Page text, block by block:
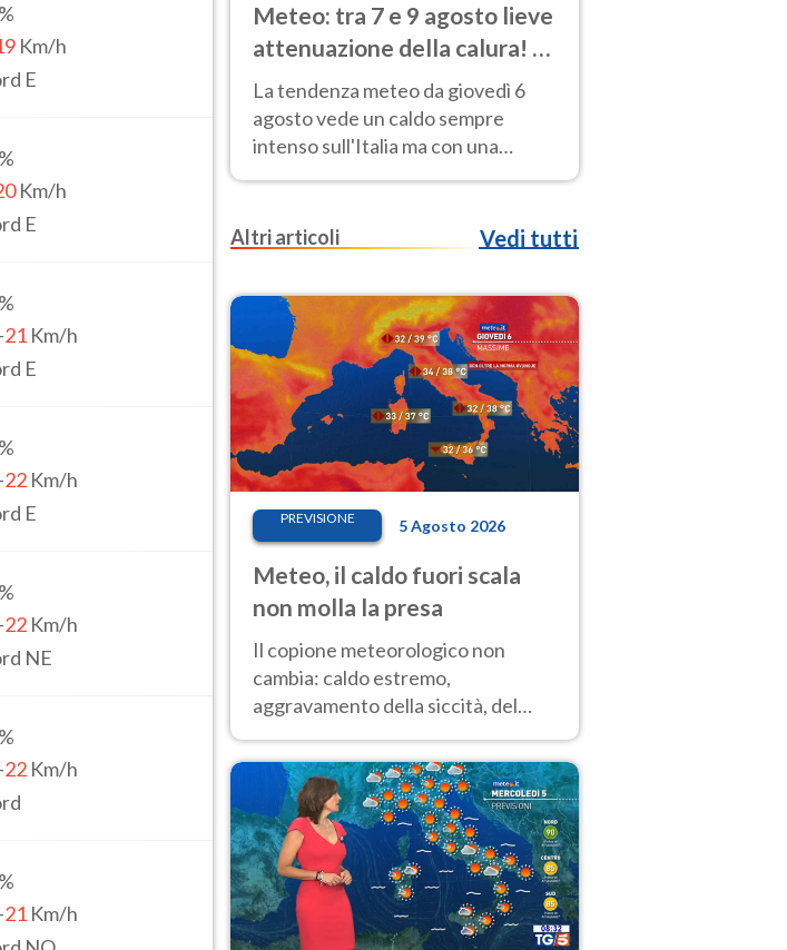
Km/h
E
%
Km/h
E
%
21 Km/h
E
%
22 Km/h
E
%
-22 Km/h
NE
%
-22 Km/h
%
-21 Km/h
Meteo: tra 7 e 9 agosto lieve
attenuazione della calura! Al
Nord rischio temporali
La tendenza meteo da giovedì 6
agosto vede un caldo sempre
intenso sull'Italia ma con una
parziale e lieve attenuazione tra il 7
Altri articoli
Vedi tutti
PREVISIONE 5 Agosto 2026
Meteo, il caldo fuori scala
non molla la presa
Il copione meteorologico non
cambia: caldo estremo,
aggravamento della siccità, del
calore. Nessun cambiamento fino
Ferragosto